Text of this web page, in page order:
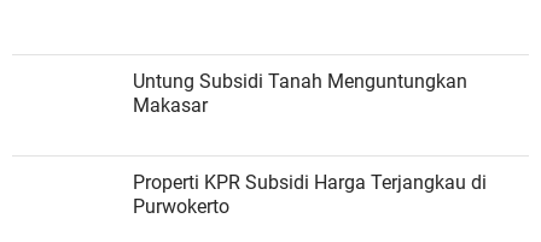
Untung Subsidi Tanah Menguntungkan
Makasar
Properti KPR Subsidi Harga Terjangkau di
Purwokerto